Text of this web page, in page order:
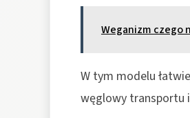
Weganizm czego
W tym modelu
węglowy transportu